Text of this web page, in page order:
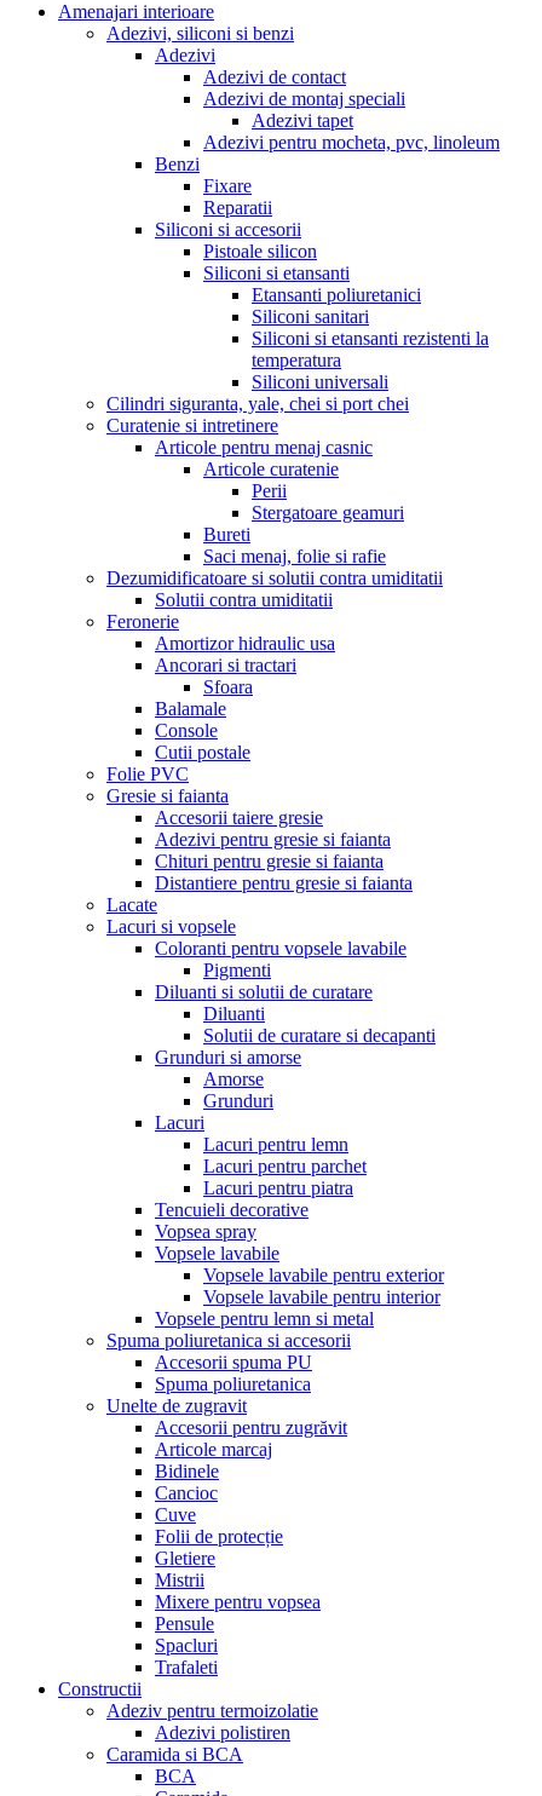
Amenajari interioare
Adezivi, siliconi si benzi
Adezivi
Adezivi de contact
Adezivi de montaj speciali
Adezivi tapet
Adezivi pentru mocheta, pvc, linoleum
Benzi
Fixare
Reparatii
Siliconi si accesorii
Pistoale silicon
Siliconi si etansanti
Etansanti poliuretanici
Siliconi sanitari
Siliconi si etansanti rezistenti la
temperatura
Siliconi universali
Cilindri siguranta, yale, chei si port chei
Curatenie si intretinere
Articole pentru menaj casnic
Articole curatenie
Perii
Stergatoare geamuri
Bureti
Saci menaj, folie si rafie
Dezumidificatoare si solutii contra umiditatii
Solutii contra umiditatii
Feronerie
Amortizor hidraulic usa
Ancorari si tractari
Sfoara
Balamale
Console
Cutii postale
Folie PVC
Gresie si faianta
Accesorii taiere gresie
Adezivi pentru gresie si faianta
Chituri pentru gresie si faianta
Distantiere pentru gresie si faianta
Lacate
Lacuri si vopsele
Coloranti pentru vopsele lavabile
Pigmenti
Diluanti si solutii de curatare
Diluanti
Solutii de curatare si decapanti
Grunduri si amorse
Amorse
Grunduri
Lacuri
Lacuri pentru lemn
Lacuri pentru parchet
Lacuri pentru piatra
Tencuieli decorative
Vopsea spray
Vopsele lavabile
Vopsele lavabile pentru exterior
Vopsele lavabile pentru interior
Vopsele pentru lemn si metal
Spuma poliuretanica si accesorii
Accesorii spuma PU
Spuma poliuretanica
Unelte de zugravit
Accesorii pentru zugrăvit
Articole marcaj
Bidinele
Cancioc
Cuve
Folii de protecție
Gletiere
Mistrii
Mixere pentru vopsea
Pensule
Spacluri
Trafaleti
Constructii
Adeziv pentru termoizolatie
Adezivi polistiren
Caramida si BCA
BCA